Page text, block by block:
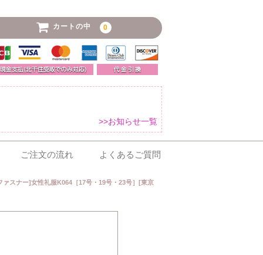
カートの中 0
>>お知らせ一覧
ご注文の流れ よくあるご質問
スナー]女性礼服K064［17号・19号・23号］[東京